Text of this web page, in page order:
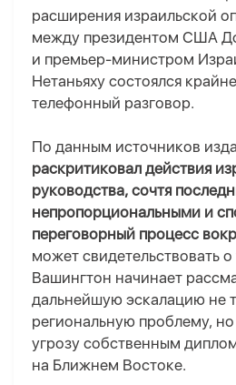
расширения израильской
между президентом США
и премьер-министром
Нетаньяху состоялся
телефонный разговор.
По данным источников
раскритиковал действия
руководства, сочтя
непропорциональными и
переговорный процесс
может свидетельствовать
Вашингтон начинает
дальнейшую эскалацию не
региональную проблему,
угрозу собственным
на Ближнем Востоке.